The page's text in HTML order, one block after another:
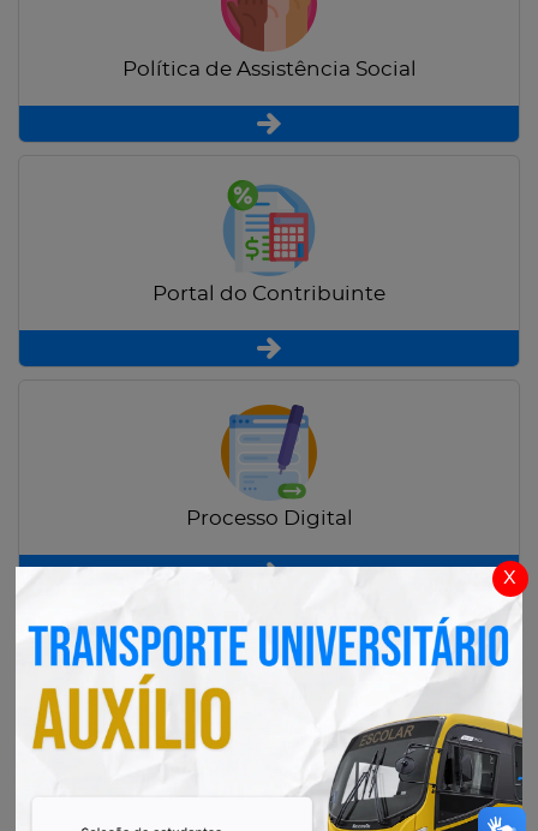
x
Política de Assistência Social
Portal do Contribuinte
Processo Digital
Radar Transparência Pública